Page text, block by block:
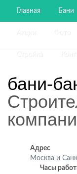
Главная Бани
бани-
Адрес
Москва и
Часы